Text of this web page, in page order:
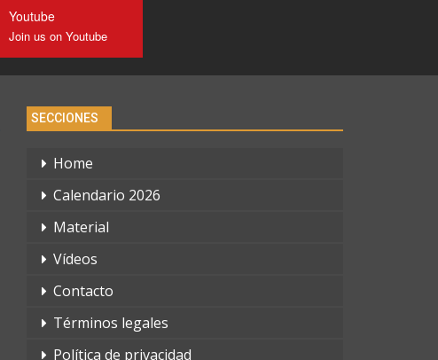
Youtube
Join us on Youtube
SECCIONES
Home
Calendario 2026
Material
Vídeos
Contacto
Términos legales
Política de privacidad